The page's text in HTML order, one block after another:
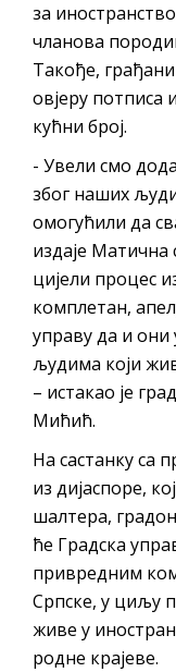
за
чланова
Такође,
овјеру потписа
кућни број.
- Увели смо
због наших
омогућили да
издаје Матична
цијели процес
комплетан,
управу да и
људима који
– истакао је
Мићић.
На састанку са
из дијаспоре,
шалтера,
ће Градска
привредним
Српске, у циљу
живе у
родне крајеве.